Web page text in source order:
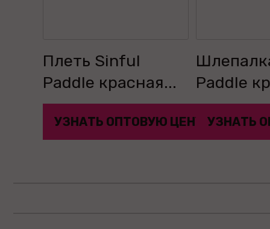
Плеть Sinful
Paddle красная...
УЗНАТЬ ОПТОВУЮ ЦЕНУ
Paddle
УЗНАТЬ